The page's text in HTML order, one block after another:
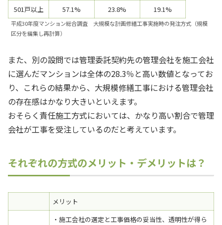
501戸以上
57.1% 23.8% 19.1%
平成30年度マンション総合調査 大規模な計画修繕工事実施時の発注方式（規模
区分を編集し再計算）
また、別の設問では管理委託契約先の管理会社を施工会社
に選んだマンションは全体の28.3％と高い数値となってお
り、これらの結果から、大規模修繕工事における管理会社
の存在感はかなり大きいといえます。
おそらく責任施工方式においては、かなり高い割合で管理
会社が工事を受注しているのだと考えています。
それぞれの方式のメリット・デメリットは？
メリット
・施工会社の選定と工事価格の妥当性、透明性が得ら